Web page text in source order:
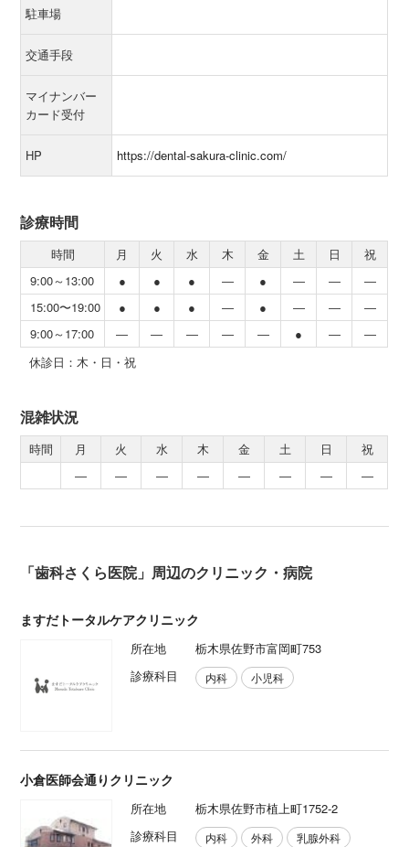
駐車場
交通手段
マイナンバー
カード受付
HP https://dental-sakura-clinic.com/
診療時間
時間 月 火 水 木 金 土 日
祝
9:00～13:00
● ● ● ― ● ― ―
―
15:00〜19:00
● ● ● ― ● ― ―
―
9:00～17:00
― ― ― ― ― ● ―
―
休診日：木・日・祝
混雑状況
時間 月 火 水 木 金 土 日
祝
―
― ― ― ― ― ― ―
「歯科さくら医院」周辺のクリニック・病院
ますだトータルケアクリニック
所在地
栃木県佐野市富岡町753
診療科目
内科 小児科
小倉医師会通りクリニック
所在地
栃木県佐野市植上町1752-2
診療科目
内科 外科
乳腺外科